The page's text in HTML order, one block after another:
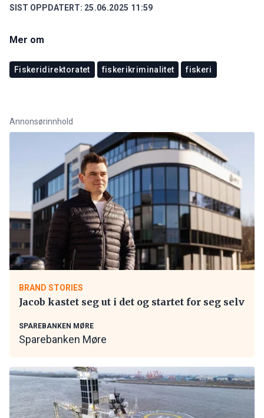
SIST OPPDATERT: 25.06.2025 11:59
Mer om
Fiskeridirektoratet fiskerikriminalitet fiskeri
Annonsørinnhold
BRAND STORIES
Jacob kastet seg ut i det og startet for seg selv
SPAREBANKEN MØRE
Sparebanken Møre